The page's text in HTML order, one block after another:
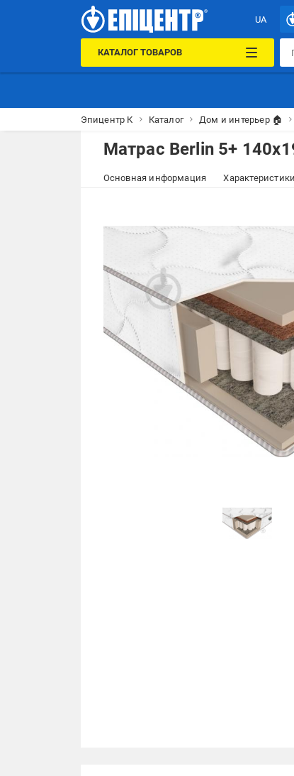
UA
КАТАЛОГ ТОВАРОВ
Эпицентр К Каталог Дом и интерьер 🏠
Матрас Berlin 5+
Основная информация Характеристики